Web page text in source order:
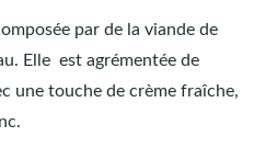
par de la viande de
Elle est agrémentée de
une touche de crème fraîche,